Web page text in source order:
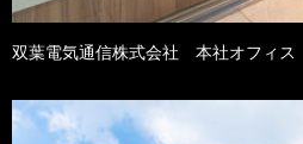
双葉電気通信株式会社 本社オフィス